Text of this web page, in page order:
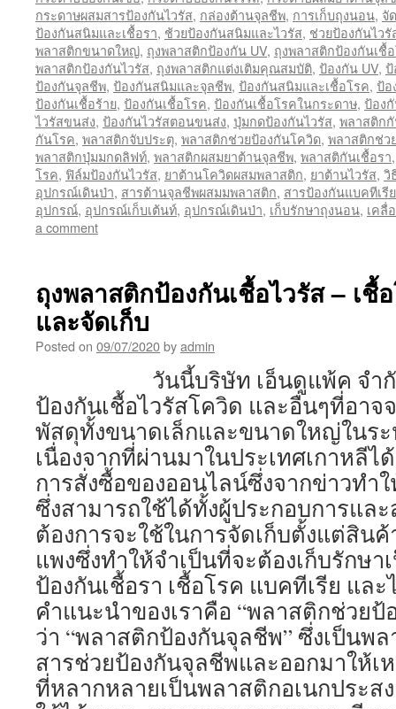
กระดาษผสมสารป้องกันไวรัส, กล่องต้านจุลชีพ, การเก็บถุงนอน, จั
ป้องกันสนิมและเชื้อรา, ช้วยป้องกันสนิมและไวรัส, ช่วยป้องกันไว
พลาสติกขนาดใหญ่, ถุงพลาสติกป้องกัน UV, ถุงพลาสติกป้องกันเชื้
พลาสติกป้องกันไวรัส, ถุงพลาสติกแต่งเติมคุณสมบัติ, ป้องกัน UV,
ป้องกันจุลชีพ, ป้องกันสนิมและจุลชีพ, ป้องกันสนิมและเชื้อโรค, ป้อ
ป้องกันเชื้อร้าย, ป้องกันเชื้อโรค, ป้องกันเชื้อโรคในกระดาษ, ป้อง
ไวรัสขนส่ง, ป้องกันไวรัสตอนขนส่ง, ปุ่มกดป้องกันไวรัส, พลาสติก
กันโรค, พลาสติกจับประตุ, พลาสติกช่วยป้องกันโควิด, พลาสติกช่ว
พลาสติกปุ่มมกดลิฟท์, พลาสติกผสมยาต้านจุลชีพ, พลาสติกันเชื้อรา
โรค, ฟิล์มป้องกันไวรัส, ยาต้านโควิดผสมพลาสติก, ยาต้านไวรัส, วิ
อุปกรณ์เดินป่า, สารต้านจุลชีพผสมมพลาสติก, สารป้องกันแบคทีเรีย
อุปกรณ์, อุปกรณ์เก็บเต้นท์, อุปกรณ์เดินป่า, เก็บรักษาถุงนอน, เคลื่
a comment
ถุงพลาสติกป้องกันเชื้อไวรัส – เชื้
และจัดเก็บ
Posted on 09/07/2020byadmin
วันนี้บริษัท เอ็นดูแพ้ค จำกัด
ป้องกันเชื้อไวรัสโควิด และอื่นๆที่อา
พัสดุทั้งขนาดเล็กและขนาดใหญ่ในระ
เนื่องจากที่ผ่านมาในประเทศเกาหลี
การสั่งซื้อของออนไลน์ซึ่งจากข่าวทำ
ซึ่งสามารถใช้ได้ทั้งผู้ประกอบการแล
ต้องการจะใช้ในการจัดเก็บตั้งแต่สิน
แพงซึ่งทำให้จำเป็นที่จะต้องเก็บรักษา
ป้องกันเชื้อรา เชื้อโรค แบคที
คำแนะนำของเราคือ “พลาสติกช่วยป้
ว่า “พลาสติกป้องกันจุลชีพ” ซึ่งเป็นพ
สารช่วยป้องกันจุลชีพและออกมาให้เ
ที่หลากหลายเป็นพลาสติกอเนกประส